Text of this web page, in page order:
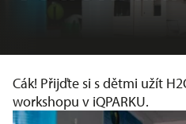
Cák! Přijďte si s dětmi užít
workshopu v iQPARKU.